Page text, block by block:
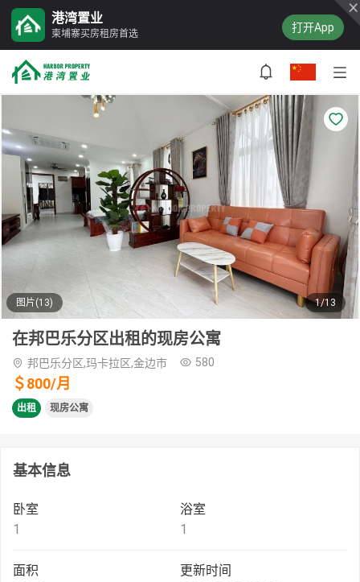
港湾置业
柬埔寨买房租房首选 打开App
图片(13) 1/13
在邦巴乐分区出租的现房公寓
邦巴乐分区,玛卡拉区,金边市 580
＄800/月
出租 现房公寓
基本信息
卧室
1
浴室
1
面积
更新时间